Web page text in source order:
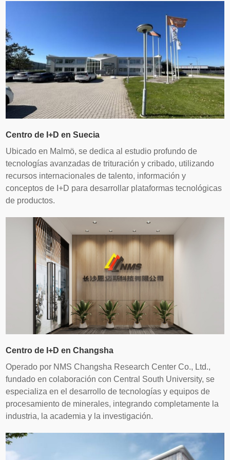
Centro de I+D en Suecia
Ubicado en Malmö, se dedica al estudio profundo de
tecnologías avanzadas de trituración y cribado, utilizando
recursos internacionales de talento, información y
conceptos de I+D para desarrollar plataformas tecnológicas
de productos.
Centro de I+D en Changsha
Operado por NMS Changsha Research Center Co., Ltd.,
fundado en colaboración con Central South University, se
especializa en el desarrollo de tecnologías y equipos de
procesamiento de minerales, integrando completamente la
industria, la academia y la investigación.